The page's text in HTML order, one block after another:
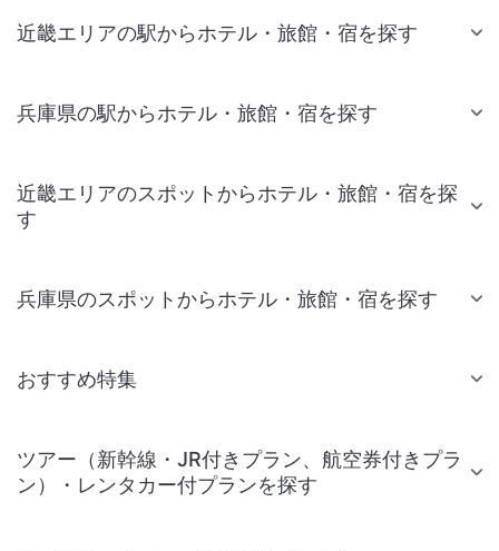
近畿エリアの駅からホテル・旅館・宿を探す
兵庫県の駅からホテル・旅館・宿を探す
近畿エリアのスポットからホテル・旅館・宿を探
す
兵庫県のスポットからホテル・旅館・宿を探す
おすすめ特集
ツアー（新幹線・JR付きプラン、航空券付きプラ
ン）・レンタカー付プランを探す